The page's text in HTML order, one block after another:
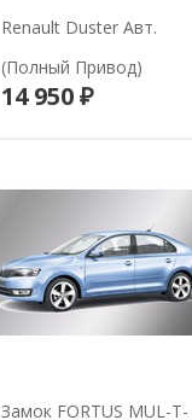
Renault Duster Авт.
(полный Привод)
14 950 ₽В корзину
Замок FORTUS MUL-T-